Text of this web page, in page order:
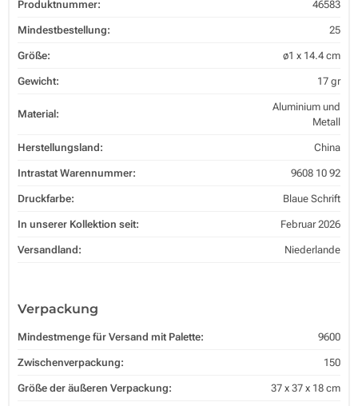
Produktnummer: 46583
Mindestbestellung: 25
Größe: ø1 x 14.4 cm
Gewicht: 17 gr
Material:
Aluminium und
Metall
Herstellungsland: China
Intrastat Warennummer: 9608 10 92
Druckfarbe: Blaue Schrift
In unserer Kollektion seit: Februar 2026
Versandland: Niederlande
Verpackung
Mindestmenge für Versand mit Palette: 9600
Zwischenverpackung: 150
Größe der äußeren Verpackung: 37 x 37 x 18 cm